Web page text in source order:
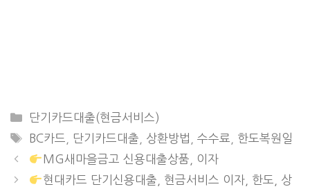
CATEGORIES
단기카드대출(현금서비스)
TAGS
BC카드 단기카드대출 상환방법 ,수수료
한도복원일
MG새마을금고 신용대출상품, 이자
현대카드 단기신용대출, 현금서비스 이자, 한도, 상